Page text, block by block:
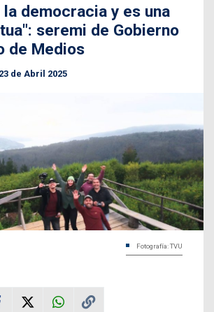
democracia y es una
seremi de Gobierno
de Medios
23 de Abril 2025
Fotografía: TVU